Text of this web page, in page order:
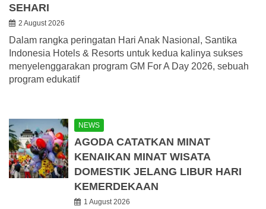
SEHARI
2 August 2026
Dalam rangka peringatan Hari Anak Nasional, Santika
Indonesia Hotels & Resorts untuk kedua kalinya sukses
menyelenggarakan program GM For A Day 2026, sebuah
program edukatif
NEWS
AGODA CATATKAN MINAT
KENAIKAN MINAT WISATA
DOMESTIK JELANG LIBUR HARI
KEMERDEKAAN
1 August 2026